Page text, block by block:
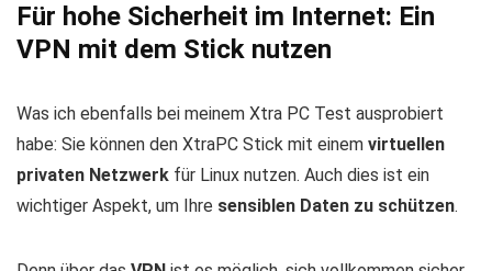
Für hohe Sicherheit im Internet: Ein
VPN mit dem Stick nutzen
Was ich ebenfalls bei meinem Xtra PC Test ausprobiert
habe: Sie können den XtraPC Stick mit einem virtuellen
privaten Netzwerk für Linux nutzen. Auch dies ist ein
wichtiger Aspekt, um Ihre sensiblen Daten zu schützen.